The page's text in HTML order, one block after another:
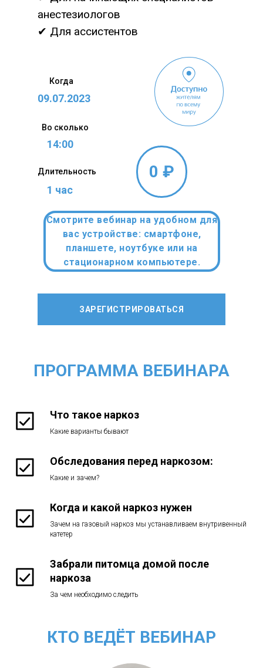
ЗАРЕГИСТРИРОВАТЬСЯ
Когда
Во сколько
Длительность
09.07.2023
14:00
1 час
анестезиологов
✔ Для ассистентов
Смотрите вебинар на удобном для
вас устройстве: смартфоне,
планшете, ноутбуке или на
стационарном компьютере.
0 ₽
ПРОГРАММА ВЕБИНАРА
Что такое наркоз
Какие варианты бывают
Обследования перед наркозом:
Какие и зачем?
Когда и какой наркоз нужен
Зачем на газовый наркоз мы устанавливаем внутривенный
катетер
Забрали питомца домой после
наркоза
За чем необходимо следить
КТО ВЕДЁТ ВЕБИНАР